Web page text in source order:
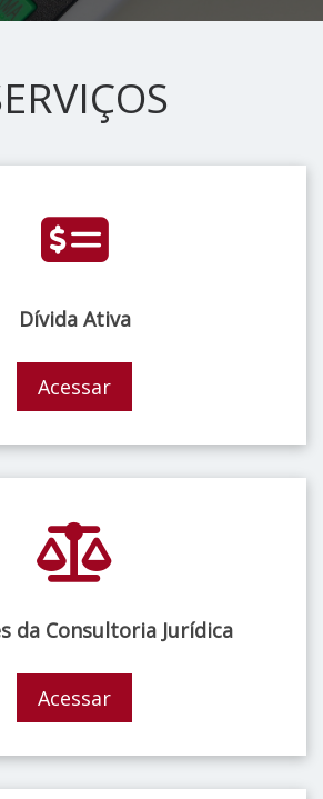
Dívida Ativa
Acessar
da Consultoria Jurídica
Acessar